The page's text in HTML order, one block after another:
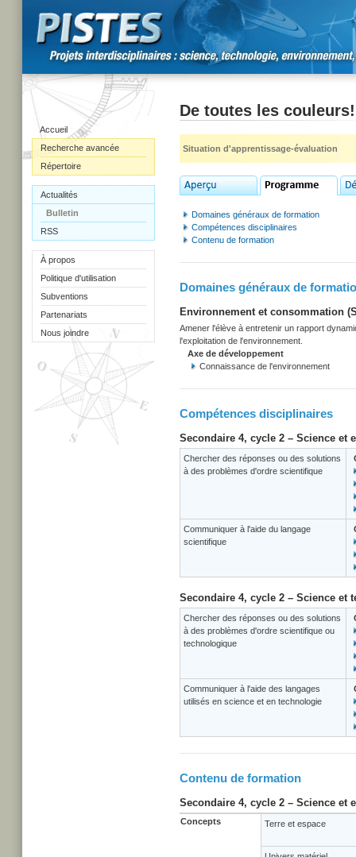
Accueil
Recherche avancée
Répertoire
Actualités
Bulletin
RSS
À propos
Politique d'utilisation
Subventions
Partenariats
Nous joindre
De toutes les couleurs!
Situation d'apprentissage-évaluation
Domaines généraux de formation
Compétences disciplinaires
Contenu de formation
Domaines généraux de
Environnement et consommation
Amener l'élève à entretenir un rapport
l'exploitation de l'environnement.
Axe de développement
Connaissance de l'environnement
Compétences disciplinaires
Secondaire 4, cycle 2 – Science et
Chercher des réponses ou des solutions
à des problèmes d'ordre scientifique
Communiquer à l'aide du langage
scientifique
Secondaire 4, cycle 2 – Science et
Chercher des réponses ou des solutions
à des problèmes d'ordre scientifique ou
technologique
Communiquer à l'aide des langages
utilisés en science et en technologie
Contenu de formation
Secondaire 4, cycle 2 – Science et
Concepts Terre et espace